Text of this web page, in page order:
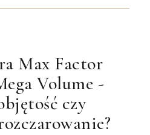
Max Factor
Volume -
czy